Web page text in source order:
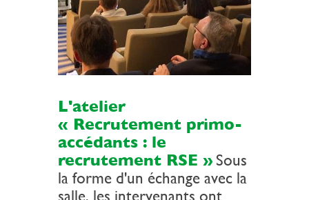
L'atelier
« Recrutement primo-
accédants : le
recrutement RSE »Sous
la forme d'un échange avec la
salle, les intervenants ont